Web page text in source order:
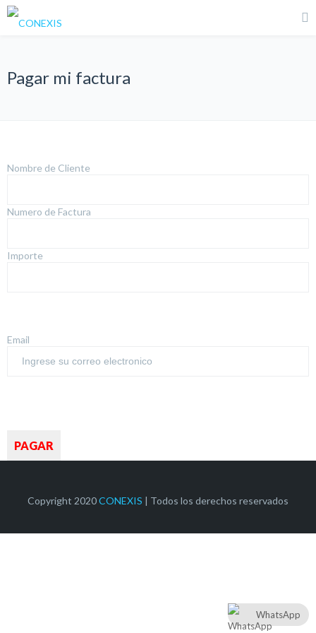
Pagar mi factura
Nombre de Cliente
Numero de Factura
Importe
Email
Copyright 2020CONEXIS | Todos los derechos reservados
WhatsApp